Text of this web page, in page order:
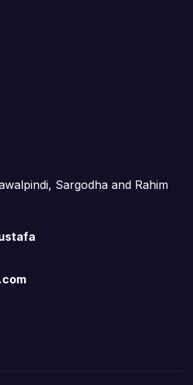
Sargodha and Rahim